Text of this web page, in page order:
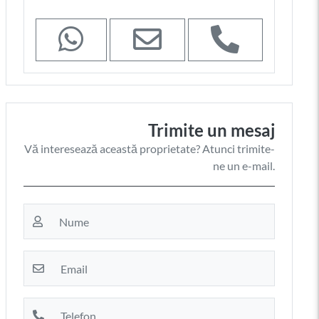
Trimite un mesaj
Vă interesează această proprietate? Atunci trimite-
ne un e-mail.